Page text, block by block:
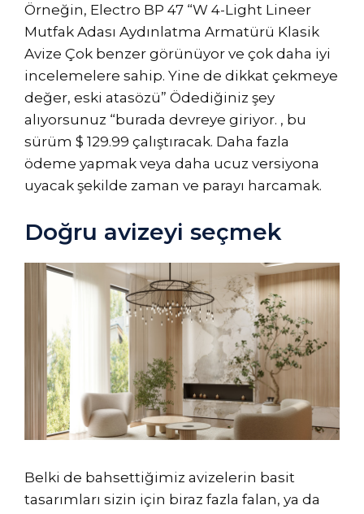
Örneğin, Electro BP 47 “W 4-Light Lineer
Mutfak Adası Aydınlatma Armatürü Klasik
Avize Çok benzer görünüyor ve çok daha iyi
incelemelere sahip. Yine de dikkat çekmeye
değer, eski atasözü” Ödediğiniz şey
alıyorsunuz “burada devreye giriyor. , bu
sürüm $ 129.99 çalıştıracak. Daha fazla
ödeme yapmak veya daha ucuz versiyona
uyacak şekilde zaman ve parayı harcamak.
Doğru avizeyi seçmek
Belki de bahsettiğimiz avizelerin basit
tasarımları sizin için biraz fazla falan, ya da